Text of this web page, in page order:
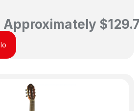
Approximately $